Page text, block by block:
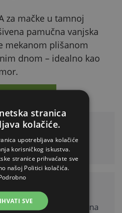
za mačke u tamnoj
pamučna vanjska
mekanom plišanom
dnom – idealno kao
podstava
pomaže da ostane na
stranica
kolačiće.
upotrebljava kolačiće
korisničkog iskustva.
stranice prihvaćate sve
našoj Politici kolačića.
SVE